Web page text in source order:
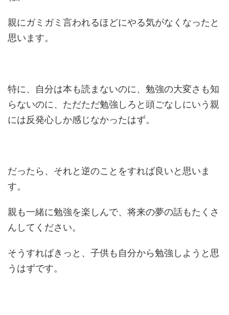
親にガミガミ言われるほどにやる気がなくなったと
思います。
特に、自分は本も読まないのに、勉強の大変さも知
らないのに、ただただ勉強しろと頭ごなしにいう親
には反発心しか感じなかったはず。
だったら、それと逆のことをすれば良いと思いま
す。
親も一緒に勉強を楽しんで、将来の夢の話もたくさ
んしてください。
そうすればきっと、子供も自分から勉強しようと思
うはずです。